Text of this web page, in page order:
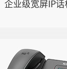
企业级宽屏IP话
P21/P21P